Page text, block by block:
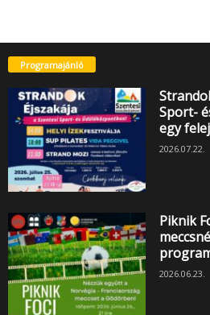
Programajánló
Sport-
egy
2026.07.22.
Piknik
2026.06.23.